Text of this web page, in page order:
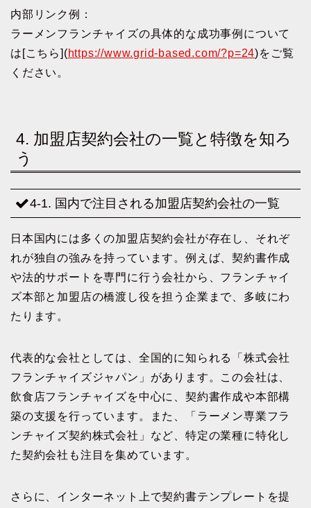
内部リンク例：
ラーメンフランチャイズの具体的な成功事例について
は[こちら](https://www.grid-based.com/?p=24)をご覧
ください。
4. 加盟店契約会社の一覧と特徴を知ろ
う
4-1. 国内で注目される加盟店契約会社の一覧
日本国内には多くの加盟店契約会社が存在し、それぞ
れが独自の強みを持っています。例えば、契約書作成
や法的サポートを専門に行う会社から、フランチャイ
ズ本部と加盟店の橋渡し役を担う企業まで、多岐にわ
たります。
代表的な会社としては、全国的に知られる「株式会社
フランチャイズジャパン」があります。この会社は、
飲食店フランチャイズを中心に、契約書作成や本部構
築の支援を行っています。また、「ラーメン専業フラ
ンチャイズ契約株式会社」など、特定の業種に特化し
た契約会社も注目を集めています。
さらに、インターネット上で契約書テンプレートを提